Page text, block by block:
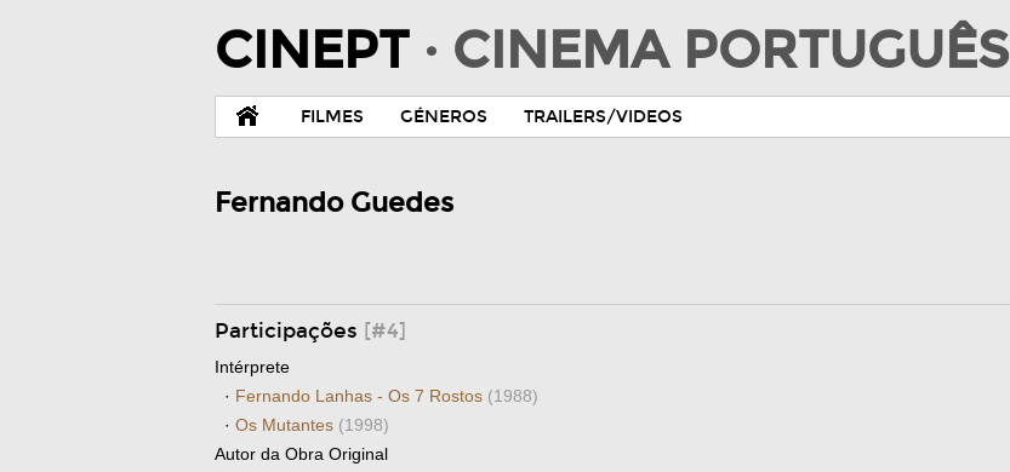
CINEPT · CINEMA PORTUGUÊS
FILMES GÉNEROS TRAILERS/VIDEOS
Fernando Guedes
Participações [#4]
Intérprete
· Fernando Lanhas - Os 7 Rostos (1988)
· Os Mutantes (1998)
Autor da Obra Original